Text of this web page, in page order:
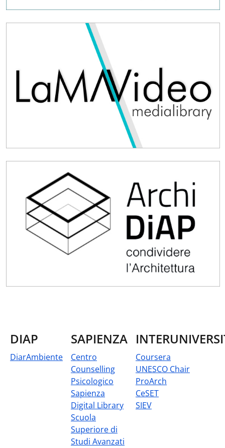
DIAP
DiarAmbiente
SAPIENZA
Centro
Counselling
Psicologico
Sapienza
Digital Library
Scuola
Superiore di
Studi Avanzati
Coursera
UNESCO Chair
ProArch
CeSET
SIEV